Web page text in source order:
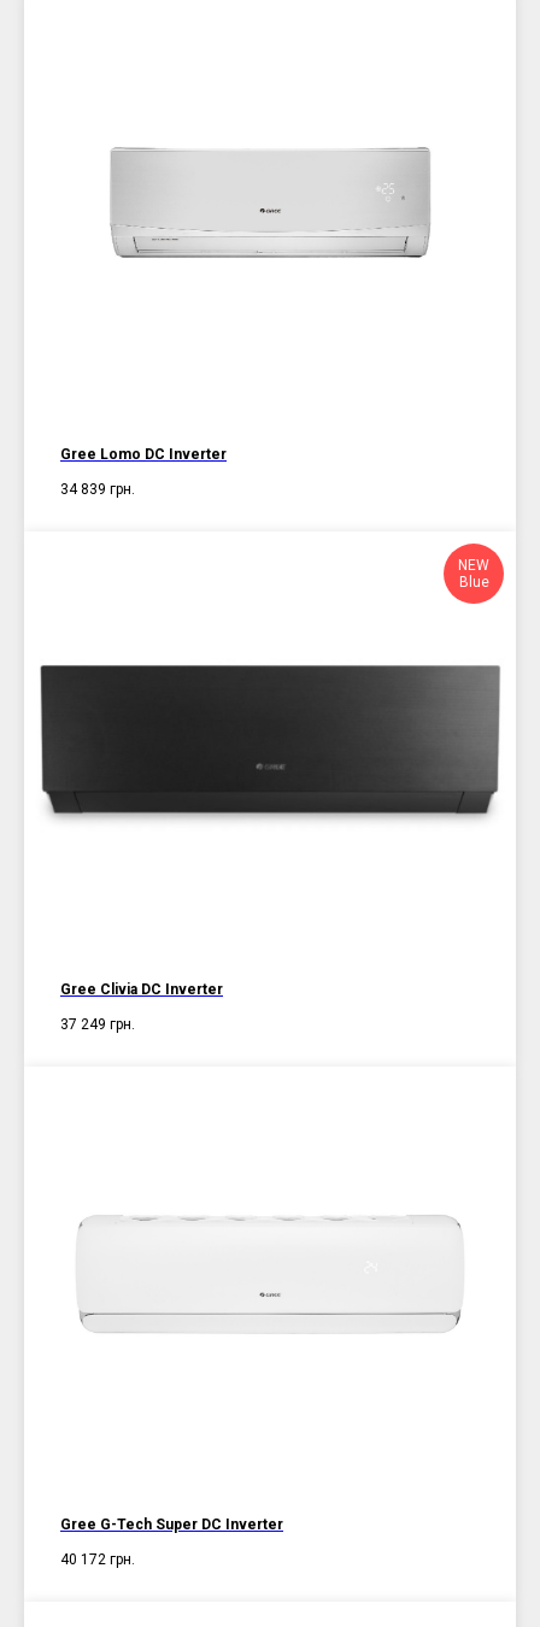
Gree Lomo DC Inverter
34 839 грн.
NEW
Blue
Gree Clivia DC Inverter
37 249 грн.
Gree G-Tech Super DC Inverter
40 172 грн.